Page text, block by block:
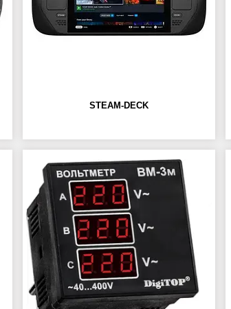
STEAM-DECK